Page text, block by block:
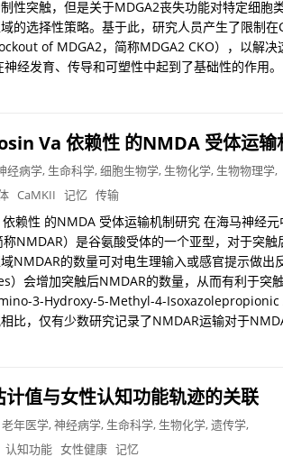
性突触，但是关于MDGA2丧失功能对特定细胞
的选择性策略。基于此，研究人员产生了限制
of MDGA2，简称MDGA2 CKO），以解决
经发育、传导和可塑性中起到了基础性的作用
Va 依赖性 的NMDA 受体运输
经病学, 生命科学,细胞生物学, 生物化学, 生物物理学,
CaMKII 记忆 传输
赖性 的NMDA 受体运输机制研究 在海马神经
NMDAR）是谷氨酸受体的一个亚型，对于突触
NMDAR的数量可对电生理输入或感官提示做出
会增加突触后NMDAR的数量，从而有利于突
3-Hydroxy-5-Methyl-4-Isoxazolepropionic
比，仅有少数研究记录了NMDAR运输对于
值与女性认知功能轨迹的关联
老年医学,神经病学, 生命科学, 生物化学,遗传学,
认知功能 女性健康 记忆